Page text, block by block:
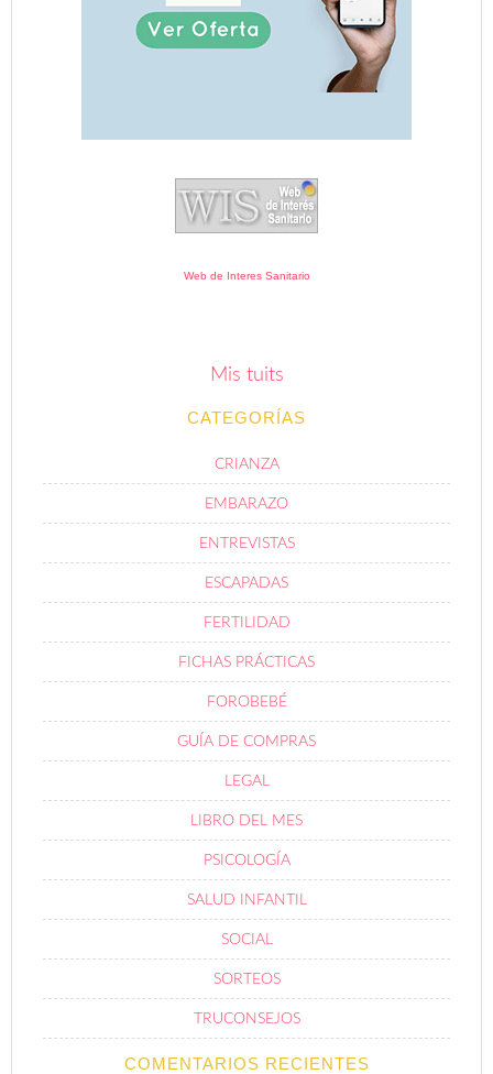
Web de Interes Sanitario
Mis tuits
CATEGORÍAS
CRIANZA
EMBARAZO
ENTREVISTAS
ESCAPADAS
FERTILIDAD
FICHAS PRÁCTICAS
FOROBEBÉ
GUÍA DE COMPRAS
LEGAL
LIBRO DEL MES
PSICOLOGÍA
SALUD INFANTIL
SOCIAL
SORTEOS
TRUCONSEJOS
COMENTARIOS RECIENTES